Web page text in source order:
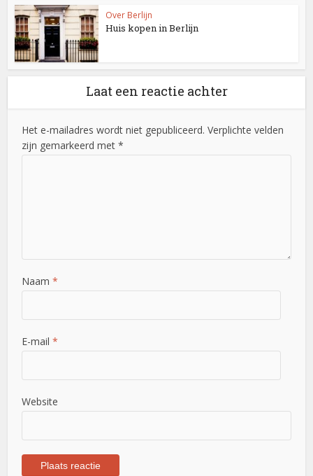
Over Berlijn
Huis kopen in Berlijn
Laat een reactie achter
Het e-mailadres wordt niet gepubliceerd. Verplichte velden
zijn gemarkeerd met *
Naam*
E-mail*
Website